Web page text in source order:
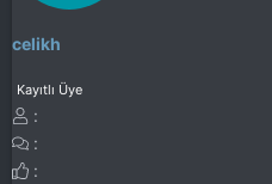
celikh
Kayıtlı Üye